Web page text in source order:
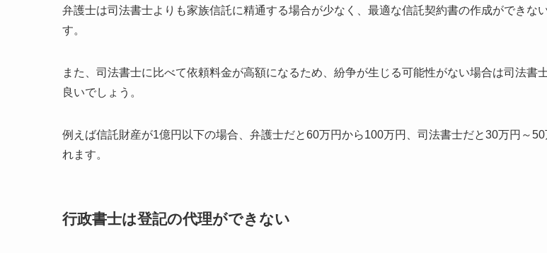
弁護士は司法書士よりも家族信託に精通する場合が少なく、最適な信託契約書の作成ができな
す。
また、司法書士に比べて依頼料金が高額になるため、紛争が生じる可能性がない場合は司法書
良いでしょう。
例えば信託財産が1億円以下の場合、弁護士だと60万円から100万円、司法書士だと30万円～
れます。
行政書士は登記の代理ができない